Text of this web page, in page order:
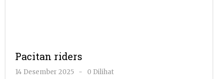
Pacitan riders
14 Desember 2025
oleh
-
0 Dilihat